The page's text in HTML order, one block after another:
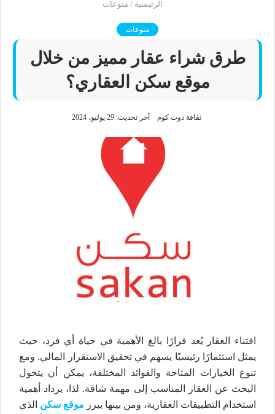
الرئيسية / منوعات
منوعات
طرق شراء عقار مميز من خلال
موقع سكن العقاري؟
ثقافة دوت كوم آخر تحديث: 29 يوليو، 2024
اقتناء العقار يُعد قرارًا بالغ الأهمية في حياة أي فرد، حيث
يمثل استثمارًا رئيسيًا يسهم في تحقيق الاستقرار المالي. ومع
تنوع الخيارات المتاحة والفوائد المختلفة، يمكن أن يتحول
البحث عن العقار المناسب إلى مهمة شاقة. لذا، يزداد أهمية
استخدام التطبيقات العقارية، ومن بينها يبرز موقع سكن الذي